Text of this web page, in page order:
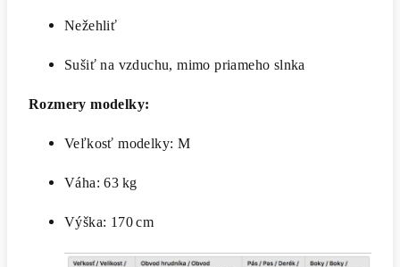
Nežehliť
Sušiť na vzduchu, mimo priameho slnka
Rozmery modelky:
Veľkosť modelky: M
Váha: 63 kg
Výška: 170 cm